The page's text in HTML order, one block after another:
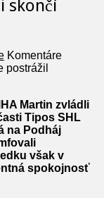
skončí
Komentáre
postrážil
Martin zvládli
Tipos SHL
na Podháj
však v
spokojnosť